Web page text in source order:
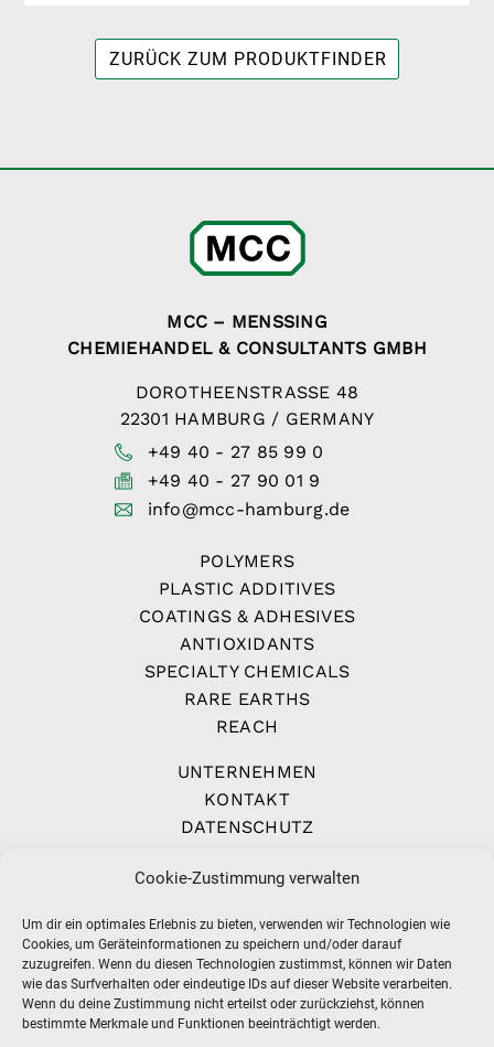
Cookie-Zustimmung verwalten
Um dir ein optimales Erlebnis zu bieten, verwenden wir Technologien wie
Cookies, um Geräteinformationen zu speichern und/oder darauf
zuzugreifen. Wenn du diesen Technologien zustimmst, können wir Daten
wie das Surfverhalten oder eindeutige IDs auf dieser Website verarbeiten.
Wenn du deine Zustimmung nicht erteilst oder zurückziehst, können
bestimmte Merkmale und Funktionen beeinträchtigt werden.
ZURÜCK ZUM PRODUKTFINDER
MCC – MENSSING
CHEMIEHANDEL & CONSULTANTS GMBH
DOROTHEENSTRASSE 48
22301 HAMBURG / GERMANY
+49 40 - 27 85 99 0
+49 40 - 27 90 01 9
info@mcc-hamburg.de
POLYMERS
PLASTIC ADDITIVES
COATINGS & ADHESIVES
ANTIOXIDANTS
SPECIALTY CHEMICALS
RARE EARTHS
REACH
UNTERNEHMEN
KONTAKT
DATENSCHUTZ
AGB